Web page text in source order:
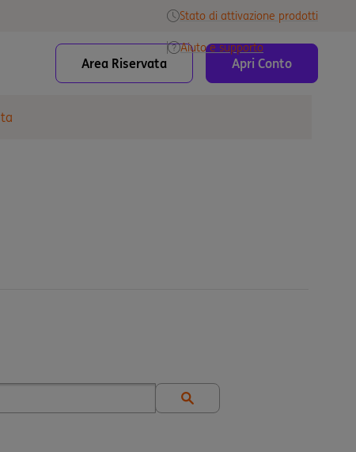
Stato di attivazione prodotti
Aiuto e supporto
Area Riservata Apri Conto